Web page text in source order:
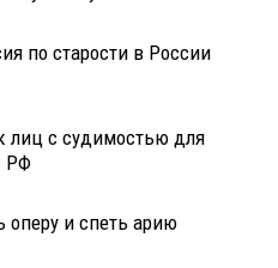
по старости в России
лиц с судимостью для
РФ
и спеть арию